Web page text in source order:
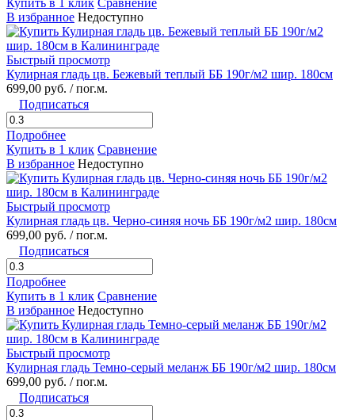
В избранное Недоступно
Быстрый просмотр
Кулирная гладь цв. Бежевый теплый ББ 190г/м2 шир. 180см
699,00 руб. / пог.м.
Подписаться
Подробнее
Купить в 1 клик Сравнение
В избранное Недоступно
Быстрый просмотр
Кулирная гладь цв. Черно-синяя ночь ББ 190г/м2 шир. 180см
699,00 руб. / пог.м.
Подписаться
Подробнее
Купить в 1 клик Сравнение
В избранное Недоступно
Быстрый просмотр
Кулирная гладь Темно-серый меланж ББ 190г/м2 шир. 180см
699,00 руб. / пог.м.
Подписаться